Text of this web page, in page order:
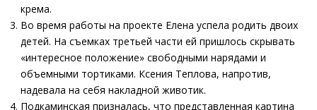
крема.
Во время работы на проекте Елена успела родить двоих
детей. На съемках третьей части ей пришлось скрывать
«интересное положение» свободными нарядами и
объемными тортиками. Ксения Теплова, напротив,
надевала на себя накладной животик.
Подкаминская призналась, что представленная картина